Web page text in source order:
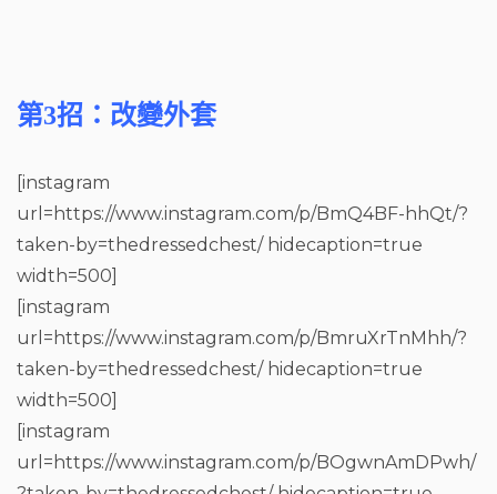
第3招：改變外套
[instagram
url=https://www.instagram.com/p/BmQ4BF-hhQt/?
taken-by=thedressedchest/ hidecaption=true
width=500]
[instagram
url=https://www.instagram.com/p/BmruXrTnMhh/?
taken-by=thedressedchest/ hidecaption=true
width=500]
[instagram
url=https://www.instagram.com/p/BOgwnAmDPwh/